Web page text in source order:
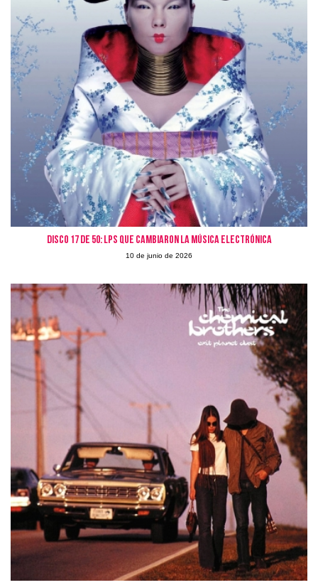
Disco 17 de 50: LPs que cambiaron la Música Electrónica
10 de junio de 2026